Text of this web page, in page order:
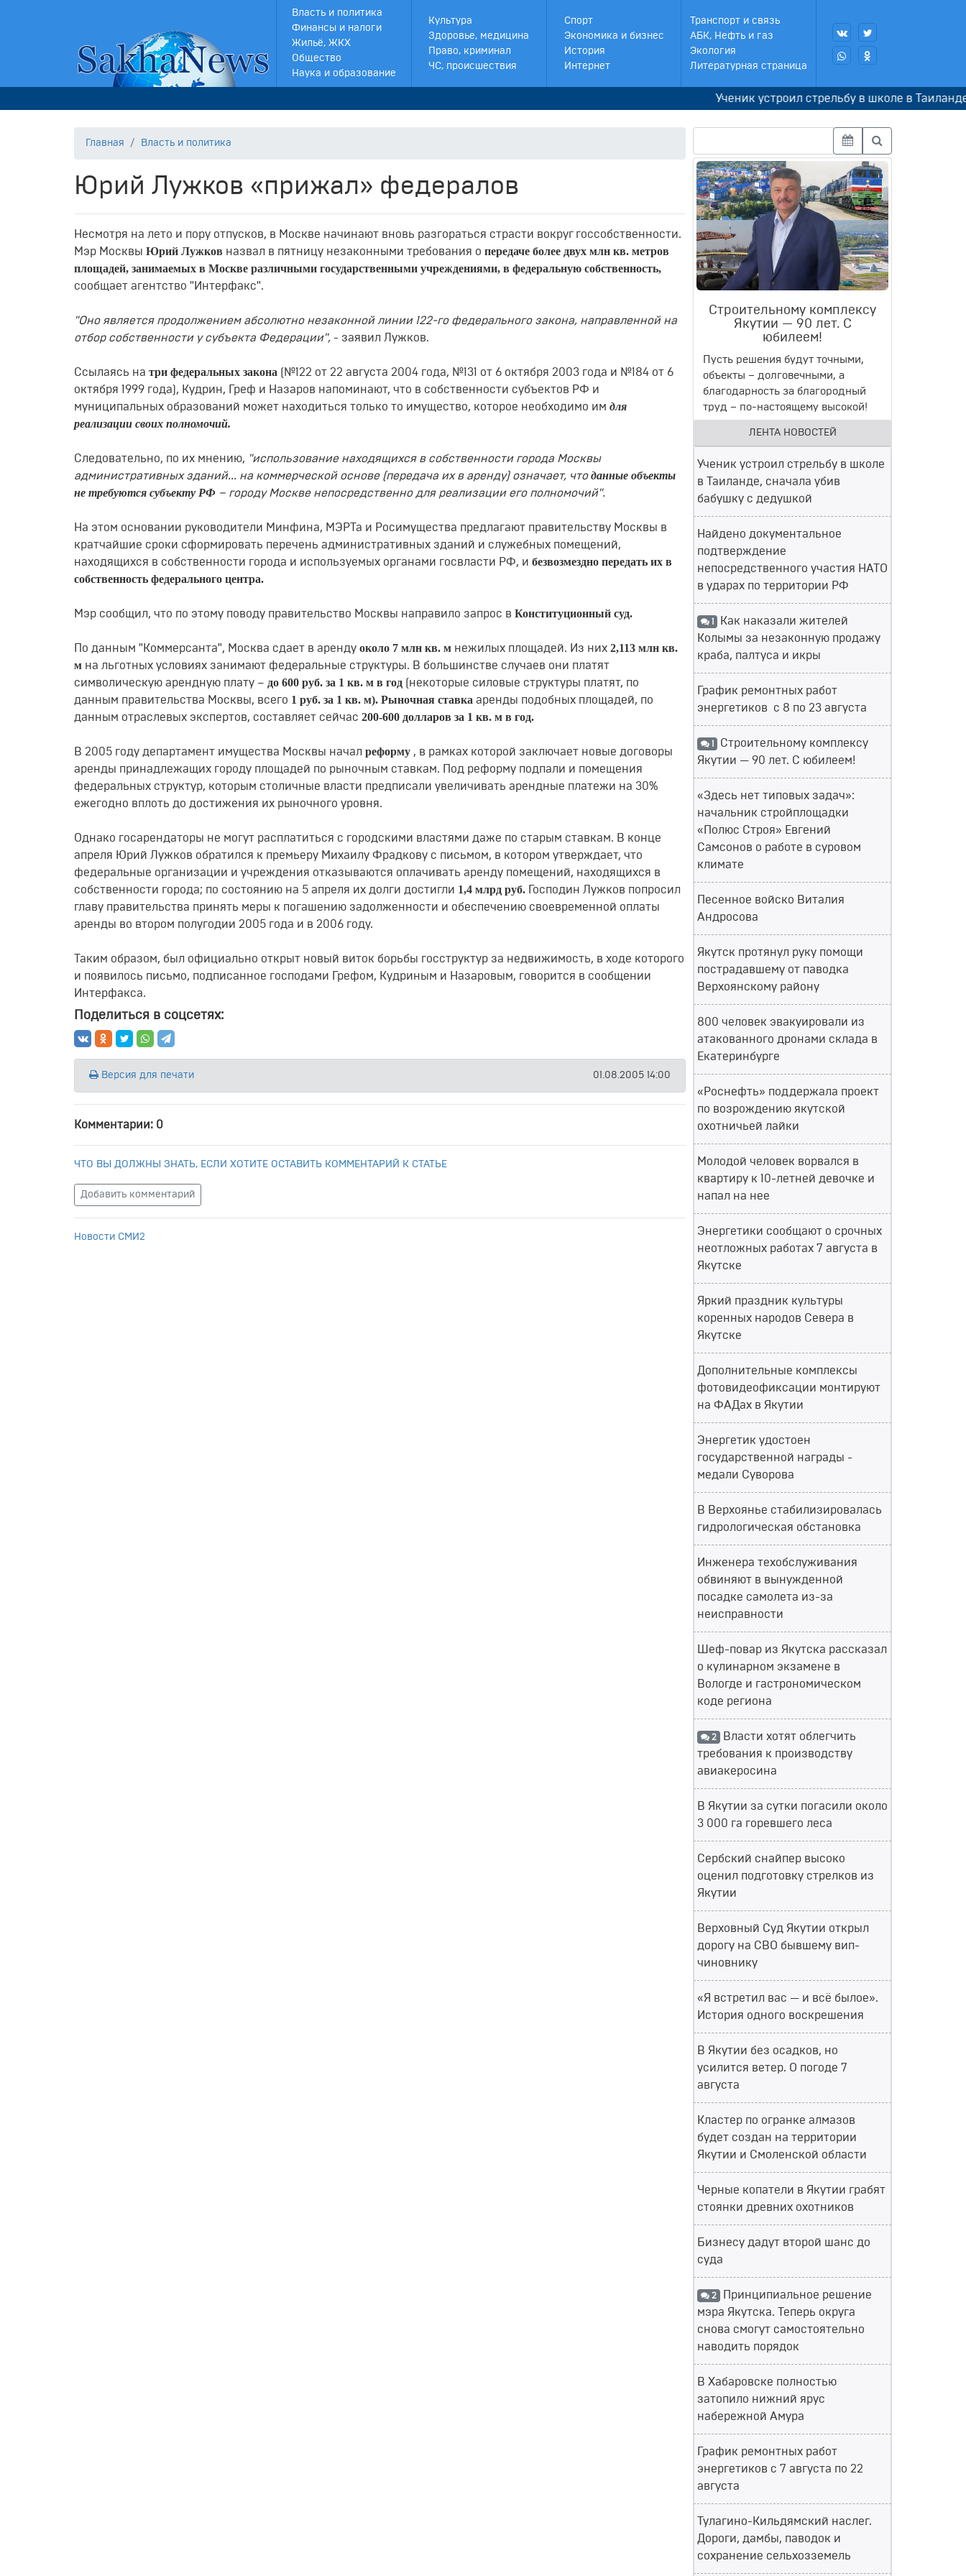
Власть и политика
Финансы и налоги
Жильё, ЖКХ
Общество
Наука и образование
Культура
Здоровье, медицина
Право, криминал
ЧС, происшествия
Спорт
Экономика и бизнес
История
Интернет
Транспорт и связь
АБК, Нефть и газ
Экология
Литературная страница
Ученик устроил стрельбу в школе в Таиланде,
Главная Власть и политика
Юрий Лужков «прижал» федералов
Несмотря на лето и пору отпусков, в Москве начинают вновь разгораться страсти вокруг госсобственности.
Мэр Москвы Юрий Лужков назвал в пятницу незаконными требования о передаче более двух млн кв. метров
площадей, занимаемых в Москве различными государственными учреждениями, в федеральную собственность,
сообщает агентство "Интерфакс".
"Оно является продолжением абсолютно незаконной линии 122-го федерального закона, направленной на
отбор собственности у субъекта Федерации", - заявил Лужков.
Ссылаясь на три федеральных закона (№122 от 22 августа 2004 года, №131 от 6 октября 2003 года и №184 от 6
октября 1999 года), Кудрин, Греф и Назаров напоминают, что в собственности субъектов РФ и
муниципальных образований может находиться только то имущество, которое необходимо им для
реализации своих полномочий.
Следовательно, по их мнению, "использование находящихся в собственности города Москвы
административных зданий... на коммерческой основе (передача их в аренду) означает, чтоданные объекты
не требуются субъекту РФ – городу Москве непосредственно для реализации его полномочий".
На этом основании руководители Минфина, МЭРТа и Росимущества предлагают правительству Москвы в
кратчайшие сроки сформировать перечень административных зданий и служебных помещений,
находящихся в собственности города и используемых органами госвласти РФ, и безвозмездно передать их в
собственность федерального центра.
Мэр сообщил, что по этому поводу правительство Москвы направило запрос в Конституционный суд.
По данным "Коммерсанта", Москва сдает в аренду около 7 млн кв. м нежилых площадей. Из них 2,113 млн кв.
м на льготных условиях занимают федеральные структуры. В большинстве случаев они платят
символическую арендную плату – до 600 руб. за 1 кв. м в год (некоторые силовые структуры платят, по
данным правительства Москвы, всего 1 руб. за 1 кв. м). Рыночная ставка аренды подобных площадей, по
данным отраслевых экспертов, составляет сейчас 200-600 долларов за 1 кв. м в год.
В 2005 году департамент имущества Москвы начал реформу , в рамках которой заключает новые договоры
аренды принадлежащих городу площадей по рыночным ставкам. Под реформу подпали и помещения
федеральных структур, которым столичные власти предписали увеличивать арендные платежи на 30%
ежегодно вплоть до достижения их рыночного уровня.
Однако госарендаторы не могут расплатиться с городскими властями даже по старым ставкам. В конце
апреля Юрий Лужков обратился к премьеру Михаилу Фрадкову с письмом, в котором утверждает, что
федеральные организации и учреждения отказываются оплачивать аренду помещений, находящихся в
собственности города; по состоянию на 5 апреля их долги достигли 1,4 млрд руб.
Господин Лужков попросил
главу правительства принять меры к погашению задолженности и обеспечению своевременной оплаты
аренды во втором полугодии 2005 года и в 2006 году.
Таким образом, был официально открыт новый виток борьбы госструктур за недвижимость, в ходе которого
и появилось письмо, подписанное господами Грефом, Кудриным и Назаровым, говорится в сообщении
Интерфакса.
Поделиться в соцсетях:
Версия для печати 01.08.2005 14:00
Комментарии: 0
ЧТО ВЫ ДОЛЖНЫ ЗНАТЬ, ЕСЛИ ХОТИТЕ ОСТАВИТЬ КОММЕНТАРИЙ К СТАТЬЕ
Добавить комментарий
Новости СМИ2
Строительному комплексу
Якутии — 90 лет. С
юбилеем!
Пусть решения будут точными,
объекты – долговечными, а
благодарность за благородный
труд – по-настоящему высокой!
ЛЕНТА НОВОСТЕЙ
Ученик устроил стрельбу в школе
в Таиланде, сначала убив
бабушку с дедушкой
Найдено документальное
подтверждение
непосредственного участия НАТО
в ударах по территории РФ
1 Как наказали жителей
Колымы за незаконную продажу
краба, палтуса и икры
График ремонтных работ
энергетиков с 8 по 23 августа
1 Строительному комплексу
Якутии — 90 лет. С юбилеем!
«Здесь нет типовых задач»:
начальник стройплощадки
«Полюс Строя» Евгений
Самсонов о работе в суровом
климате
Песенное войско Виталия
Андросова
Якутск протянул руку помощи
пострадавшему от паводка
Верхоянскому району
800 человек эвакуировали из
атакованного дронами склада в
Екатеринбурге
«Роснефть» поддержала проект
по возрождению якутской
охотничьей лайки
Молодой человек ворвался в
квартиру к 10-летней девочке и
напал на нее
Энергетики сообщают о срочных
неотложных работах 7 августа в
Якутске
Яркий праздник культуры
коренных народов Севера в
Якутске
Дополнительные комплексы
фотовидеофиксации монтируют
на ФАДах в Якутии
Энергетик удостоен
государственной награды -
медали Суворова
В Верхоянье стабилизировалась
гидрологическая обстановка
Инженера техобслуживания
обвиняют в вынужденной
посадке самолета из-за
неисправности
Шеф-повар из Якутска рассказал
о кулинарном экзамене в
Вологде и гастрономическом
коде региона
2 Власти хотят облегчить
требования к производству
авиакеросина
В Якутии за сутки погасили около
3 000 га горевшего леса
Сербский снайпер высоко
оценил подготовку стрелков из
Якутии
Верховный Суд Якутии открыл
дорогу на СВО бывшему вип-
чиновнику
«Я встретил вас — и всё былое».
История одного воскрешения
В Якутии без осадков, но
усилится ветер. О погоде 7
августа
Кластер по огранке алмазов
будет создан на территории
Якутии и Смоленской области
Черные копатели в Якутии грабят
стоянки древних охотников
Бизнесу дадут второй шанс до
суда
2 Принципиальное решение
мэра Якутска. Теперь округа
снова смогут самостоятельно
наводить порядок
В Хабаровске полностью
затопило нижний ярус
набережной Амура
График ремонтных работ
энергетиков с 7 августа по 22
августа
Тулагино-Кильдямский наслег.
Дороги, дамбы, паводок и
сохранение сельхозземель